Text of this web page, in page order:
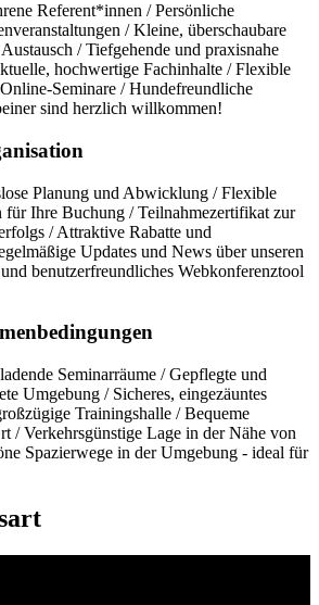
Referent*innen / Persönliche
/ Kleine, überschaubare
/ Tiefgehende und praxisnahe
hochwertige Fachinhalte / Flexible
Seminare / Hundefreundliche
sind herzlich willkommen!
Planung und Abwicklung / Flexible
für Ihre Buchung / Teilnahmezertifikat zur
/ Attraktive Rabatte und
Updates und News über unseren
benutzerfreundliches Webkonferenztool
Seminarräume / Gepflegte und
Umgebung / Sicheres, eingezäuntes
Trainingshalle / Bequeme
/ Verkehrsgünstige Lage in der Nähe von
Spazierwege in der Umgebung - ideal für